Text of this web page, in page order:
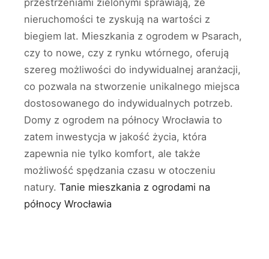
przestrzeniami zielonymi sprawiają, że
nieruchomości te zyskują na wartości z
biegiem lat. Mieszkania z ogrodem w Psarach,
czy to nowe, czy z rynku wtórnego, oferują
szereg możliwości do indywidualnej aranżacji,
co pozwala na stworzenie unikalnego miejsca
dostosowanego do indywidualnych potrzeb.
Domy z ogrodem na północy Wrocławia to
zatem inwestycja w jakość życia, która
zapewnia nie tylko komfort, ale także
możliwość spędzania czasu w otoczeniu
natury. Tanie mieszkania z ogrodami na
północy Wrocławia